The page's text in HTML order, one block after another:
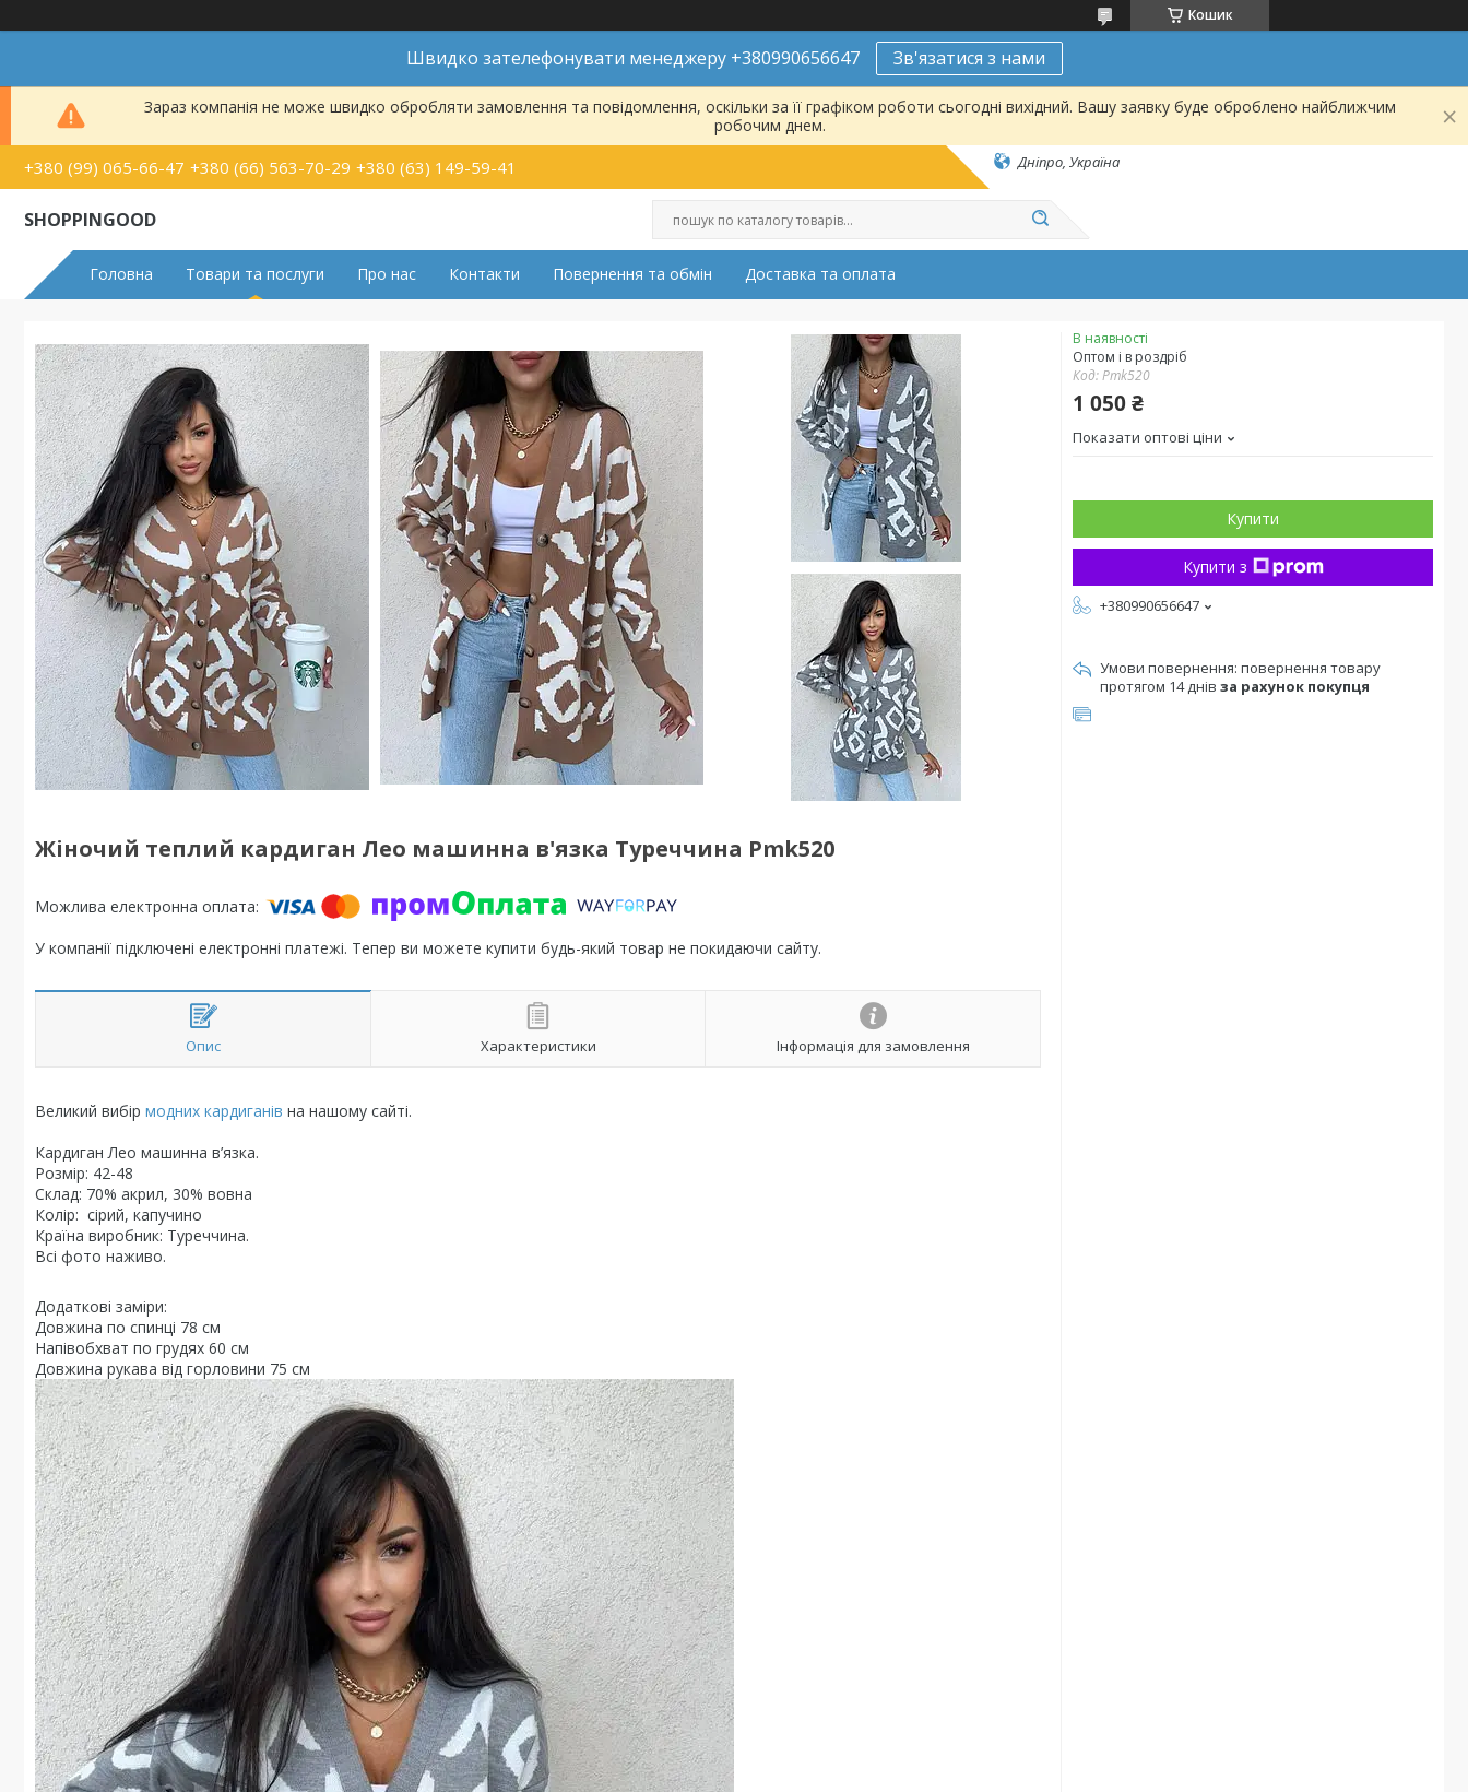
Кошик
Швидко зателефонувати менеджеру +380990656647 Зв'язатися з нами
Зараз компанія не може швидко обробляти замовлення та повідомлення, оскільки за її графіком роботи сьогодні вихідний. Вашу заявку буде оброблено найближчим
робочим днем.
+380 (99) 065-66-47 +380 (66) 563-70-29 +380 (63) 149-59-41 Дніпро, Україна
SHOPPINGOOD
Головна Товари та послуги Про нас Контакти Повернення та обмін Доставка та оплата
Жіночий теплий кардиган Лео машинна в'язка Туреччина Pmk520
У компанії підключені електронні платежі. Тепер ви можете купити будь-який товар не покидаючи сайту.
Опис Характеристики Інформація для замовлення
Великий вибір модних кардиганів на нашому сайті.
Кардиган Лео машинна в’язка.
Розмір: 42-48
Склад: 70% акрил, 30% вовна
Колір: сірий, капучино
Країна виробник: Туреччина.
Всі фото наживо.
Додаткові заміри:
Довжина по спинці 78 см
Напівобхват по грудях 60 см
Довжина рукава від горловини 75 см
В наявності
Оптом і в роздріб
Код:Pmk520
1 050 ₴
Показати оптові ціни
Купити
Купити з
+380990656647
повернення товару
протягом 14 днів за рахунок покупця